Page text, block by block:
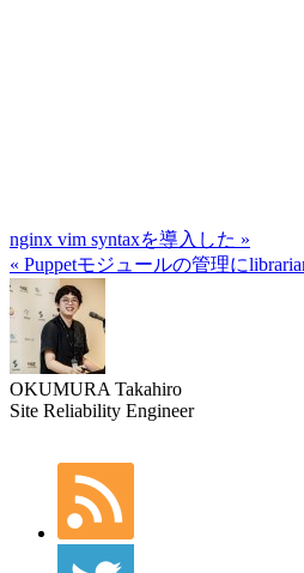
nginx vim syntaxを導入した »
« Puppetモジュールの管理に
OKUMURA Takahiro
Site Reliability Engineer